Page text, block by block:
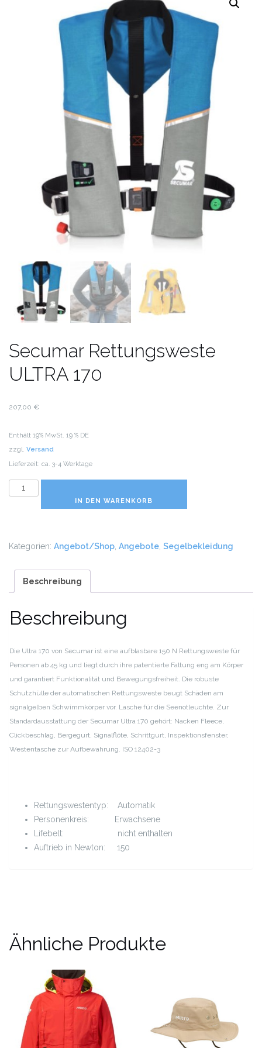
Secumar Rettungsweste
ULTRA 170
207,00 €
Enthält 19% MwSt. 19 % DE
zzgl. Versand
Lieferzeit: ca. 3-4 Werktage
Secumar
Rettungsweste
Menge
IN DEN WARENKORB
Kategorien: Angebot/Shop Angebote Segelbekleidung
Beschreibung
Beschreibung
Die Ultra 170 von Secumar ist eine aufblasbare 150 N Rettungsweste für
Personen ab 45 kg und liegt durch ihre patentierte Faltung eng am Körper
und garantiert Funktionalität und Bewegungsfreiheit. Die robuste
Schutzhülle der automatischen Rettungsweste beugt Schäden am
signalgelben Schwimmkörper vor. Lasche für die Seenotleuchte. Zur
Standardausstattung der Secumar Ultra 170 gehört: Nacken Fleece,
Clickbeschlag, Bergegurt, Signalflöte, Schrittgurt, Inspektionsfenster,
Westentasche zur Aufbewahrung. ISO 12402-3
Rettungswestentyp: Automatik
Personenkreis: Erwachsene
Lifebelt: nicht enthalten
Auftrieb in Newton: 150
Ähnliche Produkte